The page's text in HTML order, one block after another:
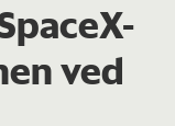
ved